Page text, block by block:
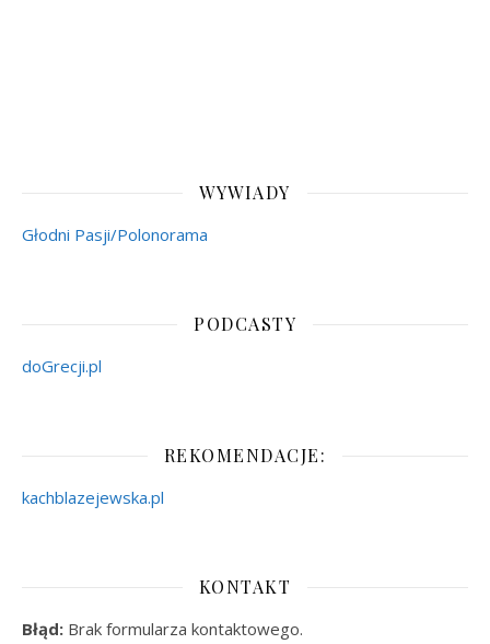
WYWIADY
Głodni Pasji/Polonorama
PODCASTY
doGrecji.pl
REKOMENDACJE:
kachblazejewska.pl
KONTAKT
Błąd: Brak formularza kontaktowego.